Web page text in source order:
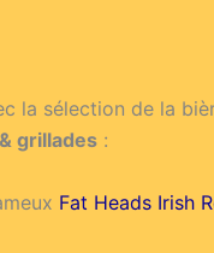
la sélection de la
grillades :
Fat Heads Irish